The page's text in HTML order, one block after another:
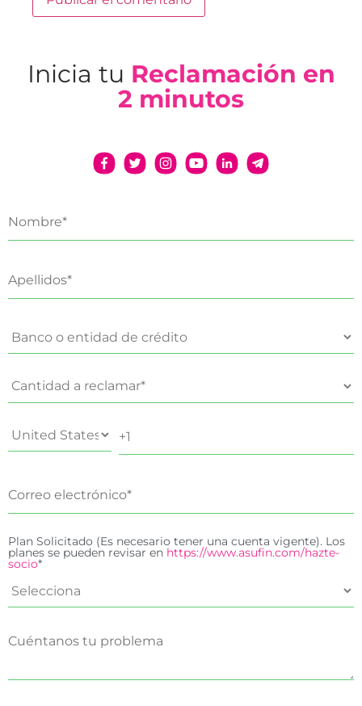
Inicia tu Reclamación en
2 minutos
Plan Solicitado (Es necesario tener una cuenta vigente). Los
planes se pueden revisar en https://www.asufin.com/hazte-
socio*